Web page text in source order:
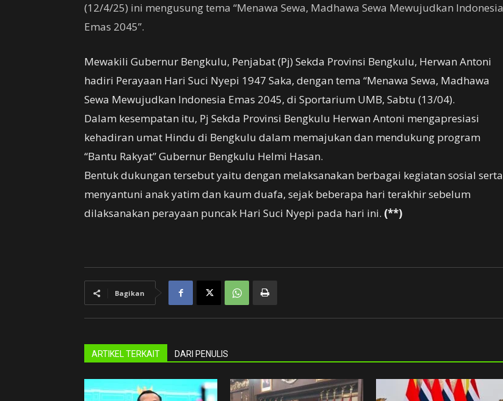
(12/4/25) ini mengusung tema “Menawa Sewa, Madhawa Sewa Mewujudkan Indonesia
Emas 2045”.
Mewakili Gubernur Bengkulu, Penjabat (Pj) Sekda Provinsi Bengkulu, Herwan Antoni
hadiri Perayaan Hari Suci Nyepi 1947 Saka, dengan tema “Menawa Sewa, Madhawa
Sewa Mewujudkan Indonesia Emas 2045, di Sportarium UMB, Sabtu (13/04).
Dalam kesempatan itu, Pj Sekda Provinsi Bengkulu Herwan Antoni mengapresiasi
kehadiran umat Hindu di Bengkulu dalam memajukan dan mendukung program
“Bantu Rakyat” Gubernur Bengkulu Helmi Hasan.
Bentuk dukungan tersebut yaitu dengan melaksanakan berbagai kegiatan sosial serta
menyantuni anak yatim dan kaum duafa, sejak beberapa hari terakhir sebelum
dilaksanakan perayaan puncak Hari Suci Nyepi pada hari ini. (**)
Bagikan
ARTIKEL TERKAIT DARI PENULIS